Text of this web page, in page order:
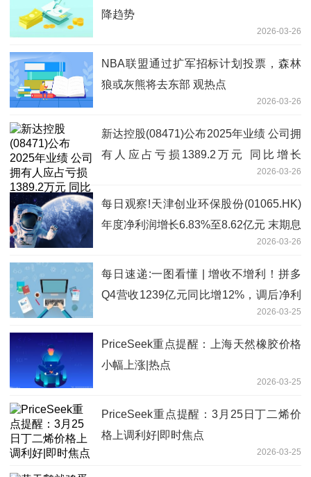
降趋势
2026-03-26
NBA联盟通过扩军招标计划投票，森林
狼或灰熊将去东部 观热点
2026-03-26
新达控股(08471)公布2025年业绩 公司拥
有人应占亏损1389.2万元 同比增长
2026-03-26
每日观察!天津创业环保股份(01065.HK)
年度净利润增长6.83%至8.62亿元 末期息
2026-03-26
每日速递:一图看懂 | 增收不增利！拼多
Q4营收1239亿元同比增12%，调后净利
却下跌12%；高管称“力争三年再造一个
2026-03-25
PriceSeek重点提醒：上海天然橡胶价格
小幅上涨|热点
2026-03-25
PriceSeek重点提醒：3月25日丁二烯价
格上调利好|即时焦点
2026-03-25